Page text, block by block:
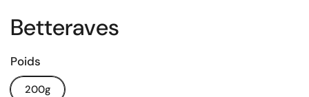
Betteraves
Poids
200g